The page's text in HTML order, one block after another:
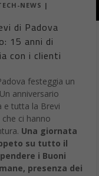
NEWS |
di Padova
15 anni di
con i clienti
festeggia un
anniversario
e tutta la Brevi
ci hanno
Una giornata
su tutto il
i Buoni
presenza dei